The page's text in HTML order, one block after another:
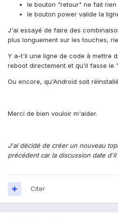
le bouton "retour" ne fait rien
le bouton power valide la
J'ai essayé de faire des
plus longuement sur les touches,
Y a-t'il une ligne de code à mettre
reboot directement et qu'il fasse le
Ou encore, qu'Android soit
Merci de bien vouloir m'aider.
J'ai décidé de créer un nouveau
précédent car la discussion date
Citer